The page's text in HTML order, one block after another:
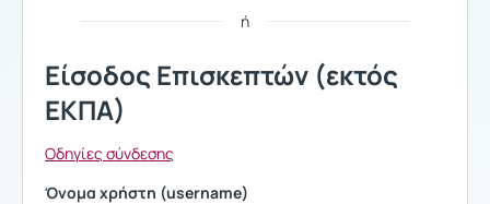
ή
Είσοδος Επισκεπτών (εκτός
ΕΚΠΑ)
Οδηγίες σύνδεσης
Όνομα χρήστη (username)